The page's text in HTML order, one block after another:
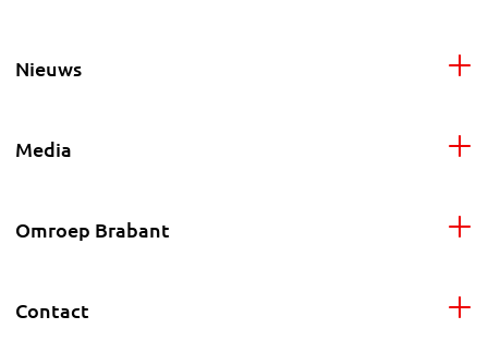
Nieuws
Media
Omroep Brabant
Contact